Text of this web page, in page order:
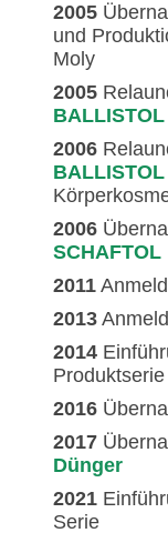
2005
und
Moly
2005
BALLISTOL
2006
BALLISTOL
2006
SCHAFTOL
2011
2013
2014
Produktserie
2016
2017
Dünger
2021
Serie